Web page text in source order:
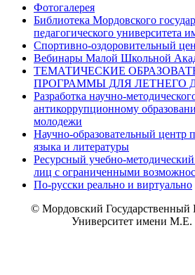
Фотогалерея
Библиотека Мордовского
педагогического университета
Спортивно-оздоровительный
Вебинары Малой Школьной
ТЕМАТИЧЕСКИЕ
ПРОГРАММЫ ДЛЯ ЛЕТНЕГО
Разработка научно-
антикоррупционному
молодежи
Научно-образовательный центр
языка и литературы
Ресурсный учебно-
лиц с ограниченными
По-русски реально и виртуально
© Мордовский Государственный
Университет имени М.Е.